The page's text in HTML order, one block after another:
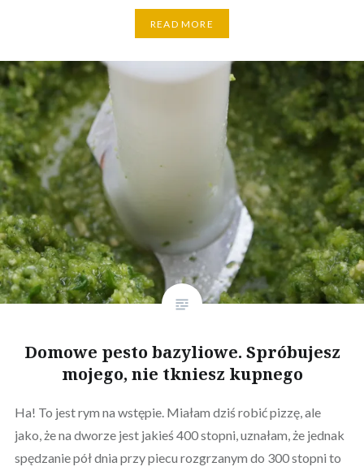
READ MORE
Domowe pesto bazyliowe. Spróbujesz
mojego, nie tkniesz kupnego
Ha! To jest rym na wstępie. Miałam dziś robić pizzę, ale
jako, że na dworze jest jakieś 400 stopni, uznałam, że jednak
spędzanie pół dnia przy piecu rozgrzanym do 300 stopni to